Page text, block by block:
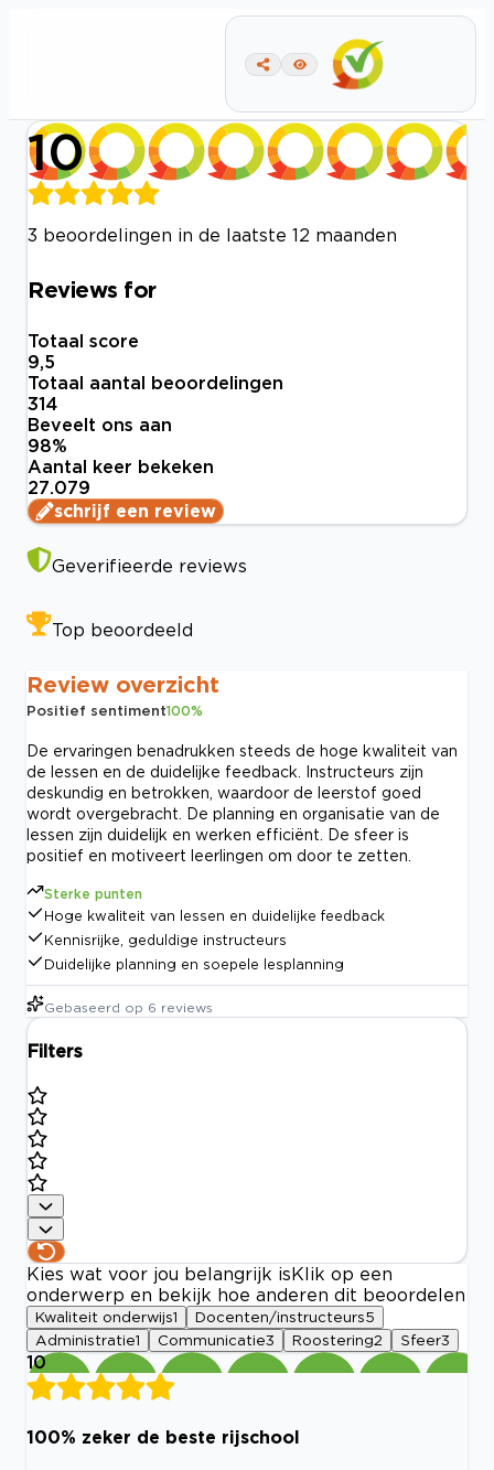
10
3 beoordelingen in de laatste 12 maanden
Reviews for
Totaal score
9,5
Totaal aantal beoordelingen
314
Beveelt ons aan
98%
Aantal keer bekeken
27.079
schrijf een review
Geverifieerde reviews
Top beoordeeld
Review overzicht
Positief sentiment100%
De ervaringen benadrukken steeds de hoge kwaliteit van
de lessen en de duidelijke feedback. Instructeurs zijn
deskundig en betrokken, waardoor de leerstof goed
wordt overgebracht. De planning en organisatie van de
lessen zijn duidelijk en werken efficiënt. De sfeer is
positief en motiveert leerlingen om door te zetten.
Sterke punten
Hoge kwaliteit van lessen en duidelijke feedback
Kennisrijke, geduldige instructeurs
Duidelijke planning en soepele lesplanning
Gebaseerd op 6 reviews
Filters
Kies wat voor jou belangrijk is Klik op een
onderwerp en bekijk hoe anderen dit beoordelen
Kwaliteit onderwijs1 Docenten/instructeurs5
Administratie1 Communicatie3 Roostering2 Sfeer3
10
100% zeker de beste rijschool